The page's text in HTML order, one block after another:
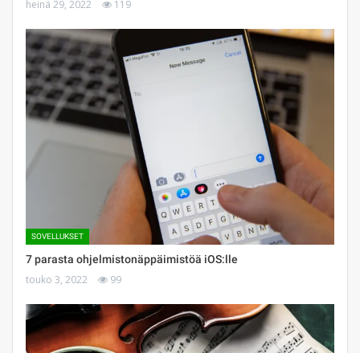
heinä 29, 2022 119
SOVELLUKSET
7 parasta ohjelmistonäppäimistöä iOS:lle
touko 3, 2022 99